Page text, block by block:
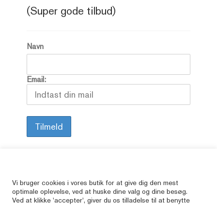
Alle vore varer er brugte, så her kan du finde
de bøger, som er udsolgte i butikkerne.
(Super gode tilbud)
Navn
Email:
© JAbøger.dk 2026
Vi bruger cookies i vores butik for at give dig den mest
optimale oplevelse, ved at huske dine valg og dine besøg.
Ved at klikke 'accepter', giver du os tilladelse til at benytte